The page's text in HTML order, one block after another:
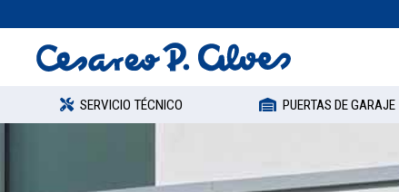
SERVICIO TÉCNICO PUERTAS DE GARAJE